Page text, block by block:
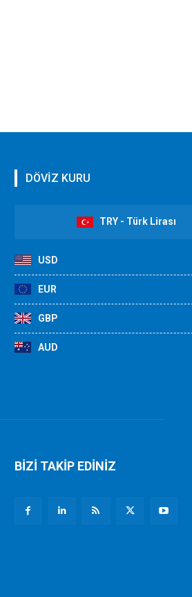
DÖVİZ KURU
TRY - Türk Lirası
USD
EUR
GBP
AUD
BİZİ TAKİP EDİNİZ